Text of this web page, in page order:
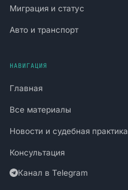
Миграция и статус
Авто и транспорт
НАВИГАЦИЯ
Главная
Все материалы
Новости и судебная практика
Консультация
Канал в Telegram